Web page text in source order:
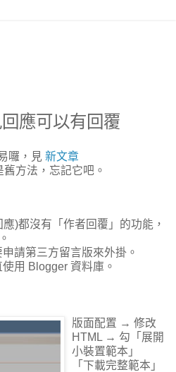
應可以有回覆
囉，見 新文章
方法，忘記它吧。
)都沒有「作者回覆」的功能，
請第三方留言版來外掛。
用 Blogger 資料庫。
版面配置 → 修改
HTML → 勾「展開
小裝置範本」
「下載完整範本」